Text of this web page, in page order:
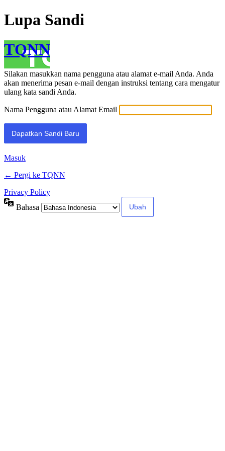
Lupa Sandi
TQNN
Silakan masukkan nama pengguna atau alamat e-mail Anda. Anda
akan menerima pesan e-mail dengan instruksi tentang cara mengatur
ulang kata sandi Anda.
Nama Pengguna atau Alamat Email
Masuk
← Pergi ke TQNN
Privacy Policy
Bahasa